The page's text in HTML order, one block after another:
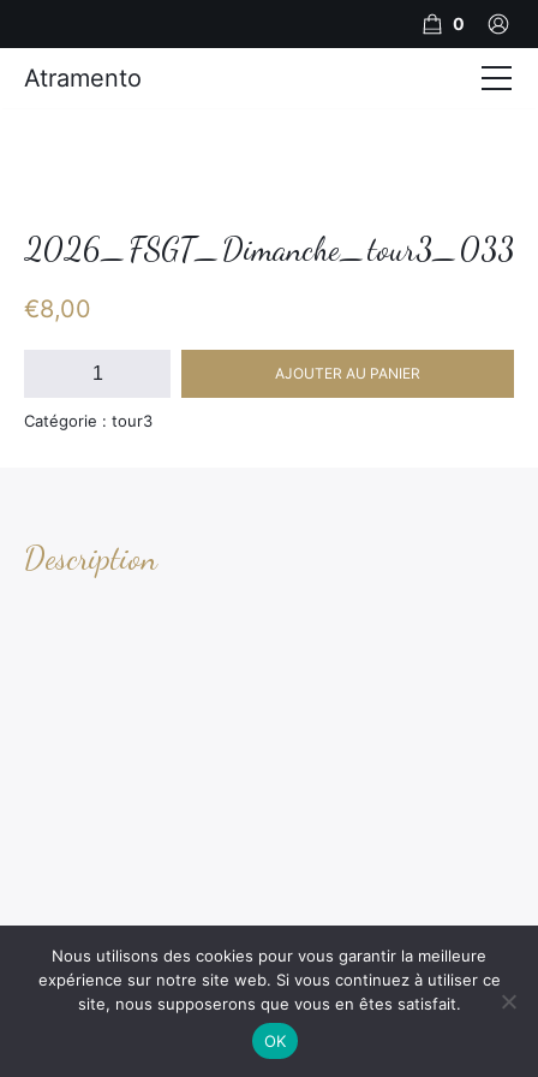
2026_FSGT_Dimanche_tour3_033
€8,00
quantité
2026_FSGT_Dimanche_tour3_033
AJOUTER AU PANIER
Catégorie : tour3
Description
0
Atramento
Photos
Nous utilisons des cookies pour vous garantir la meilleure
expérience sur notre site web. Si vous continuez à utiliser ce
site, nous supposerons que vous en êtes satisfait.
OK